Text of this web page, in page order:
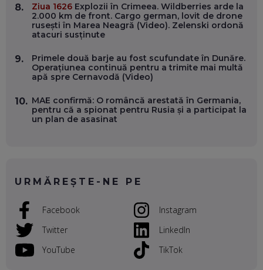
INSTITUȚIILE STATULUI?
EP. 53
GLOBALĂ, FĂRĂ SĂ PIERZI LEGĂTURA CU COMUNITATEA
TA LOCALĂ - ȘI CE SĂ DAI ÎNAPOI
EP. 52
ROBERT GRAUR, FOMO: SPEAKERUL PE SCENĂ, INVITATUL
ÎN SALĂ, DAR ÎNVĂȚĂM UNII DE LA CEILALȚI. VIN JASON
DERULO, STEVEN BARTLETT ȘI ALȚI PESTE 60 DE
ȚIPĂ, CU FEȚELE ACOPERITE. CUM ÎNVĂȚĂM SĂ DISCUTĂM
EP. 50
CRISTIAN CHINA BIRTA, KOOPERATIVA 2.0: CUM ÎȚI FACI
PROMOVAREA ONLINE. 3 PAȘI CA SĂ RECUNOȘTI „ȚEPARII”
DIN MARKETINGUL DIGITAL
8. Ziua 1626 Explozii în Crimeea. Wildberries arde la
2.000 km de front. Cargo german, lovit de drone
rusești în Marea Neagră (Video). Zelenski ordonă
atacuri susținute
9.
Primele două barje au fost scufundate în Dunăre.
Operațiunea continuă pentru a trimite mai multă
apă spre Cernavodă (Video)
10. MAE confirmă: O româncă arestată în Germania,
pentru că a spionat pentru Rusia și a participat la
un plan de asasinat
URMĂREȘTE-NE PE
Facebook
Twitter
YouTube
Instagram
LinkedIn
TikTok